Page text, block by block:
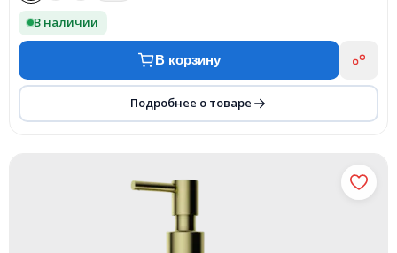
В наличии
В корзину
Подробнее о товаре